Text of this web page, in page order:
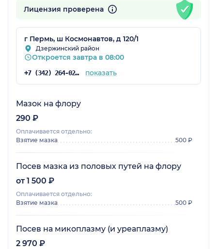
Лицензия проверена
г Пермь, ш Космонавтов, д 120/1
Дзержинский район
Откроется завтра в 08:00
+7 (342) 264-02-09 показать
Мазок на флору
290 ₽
Оплачивается отдельно:
Взятие мазка
500 ₽
Посев мазка из половых путей на флору
от 1 500 ₽
Оплачивается отдельно:
Взятие мазка
500 ₽
Посев на микоплазму (и уреаплазму)
2 970 ₽